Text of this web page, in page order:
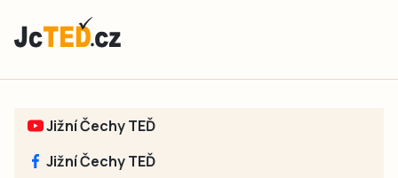
Jižní Čechy TEĎ
Jižní Čechy TEĎ